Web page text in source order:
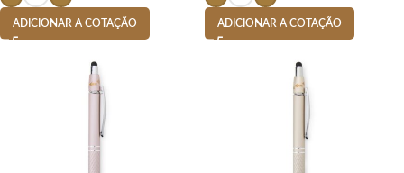
ADICIONAR A COTAÇÃO ADICIONAR A COTAÇÃO